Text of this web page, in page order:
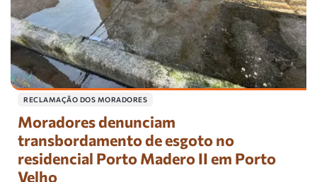
RECLAMAÇÃO DOS MORADORES
Moradores denunciam
transbordamento de esgoto no
residencial Porto Madero II em Porto
Velho